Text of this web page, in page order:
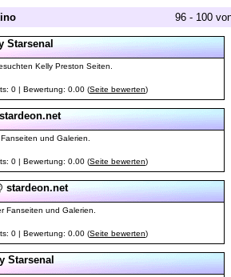
96 - 100
Starsenal
Kelly Preston Seiten.
0 | Bewertung: 0.00 (Seite bewerten)
und Galerien.
0 | Bewertung: 0.00 (Seite bewerten)
stardeon.net
Fanseiten und Galerien.
0 | Bewertung: 0.00 (Seite bewerten)
Starsenal